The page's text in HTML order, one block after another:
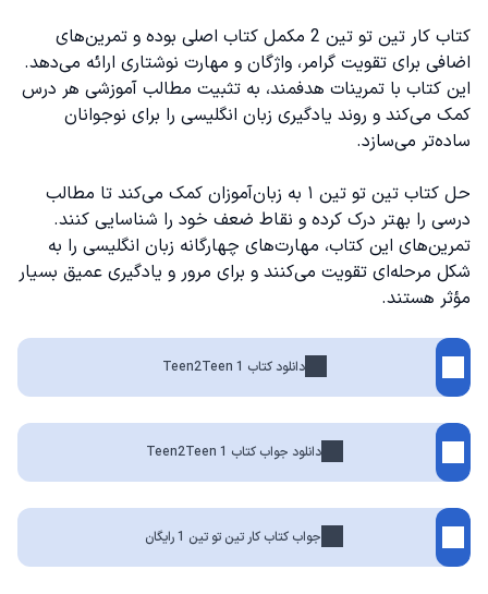
کتاب کار تین تو تین 2 مکمل کتاب اصلی بوده و تمرین‌های
اضافی برای تقویت گرامر، واژگان و مهارت نوشتاری ارائه می‌دهد.
این کتاب با تمرینات هدفمند، به تثبیت مطالب آموزشی هر درس
کمک می‌کند و روند یادگیری زبان انگلیسی را برای نوجوانان
ساده‌تر می‌سازد.
حل کتاب تین تو تین ۱ به زبان‌آموزان کمک می‌کند تا مطالب
درسی را بهتر درک کرده و نقاط ضعف خود را شناسایی کنند.
تمرین‌های این کتاب، مهارت‌های چهارگانه زبان انگلیسی را به
شکل مرحله‌ای تقویت می‌کنند و برای مرور و یادگیری عمیق بسیار
مؤثر هستند.
دانلود کتاب Teen2Teen 1
دانلود جواب کتاب Teen2Teen 1
جواب کتاب کار تین تو تین 1 رایگان